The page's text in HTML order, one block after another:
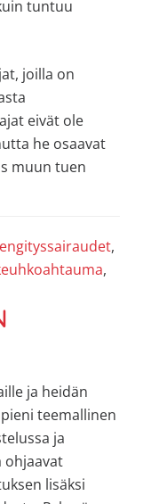
tuntuu
joilla on
eivät ole
he osaavat
muun tuen
,
,
ja heidän
teemallinen
ja
ohjaavat
lisäksi